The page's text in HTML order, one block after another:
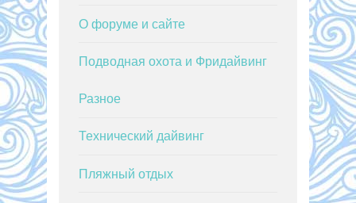
О форуме и сайте
Подводная охота и Фридайвинг
Разное
Технический дайвинг
Пляжный отдых